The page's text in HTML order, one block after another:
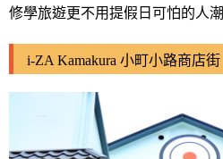
修學旅遊更不用提假日可怕的人潮
i-ZA Kamakura 小町小路商店街